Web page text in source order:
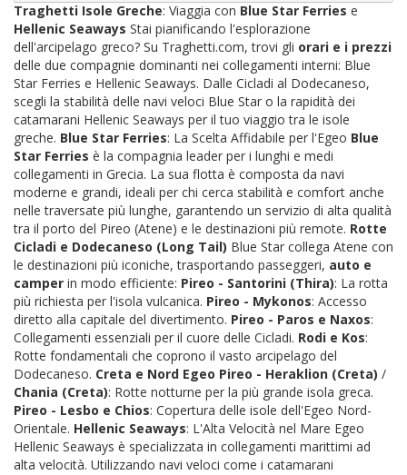
Traghetti Isole Greche: Viaggia con Blue Star Ferries e
Hellenic Seaways Stai pianificando l'esplorazione
dell'arcipelago greco? Su Traghetti.com, trovi gli orari e i prezzi
delle due compagnie dominanti nei collegamenti interni: Blue
Star Ferries e Hellenic Seaways. Dalle Cicladi al Dodecaneso,
scegli la stabilità delle navi veloci Blue Star o la rapidità dei
catamarani Hellenic Seaways per il tuo viaggio tra le isole
greche. Blue Star Ferries: La Scelta Affidabile per l'Egeo Blue
Star Ferries è la compagnia leader per i lunghi e medi
collegamenti in Grecia. La sua flotta è composta da navi
moderne e grandi, ideali per chi cerca stabilità e comfort anche
nelle traversate più lunghe, garantendo un servizio di alta qualità
tra il porto del Pireo (Atene) e le destinazioni più remote. Rotte
Cicladi e Dodecaneso (Long Tail) Blue Star collega Atene con
le destinazioni più iconiche, trasportando passeggeri, auto e
camper in modo efficiente: Pireo - Santorini (Thira): La rotta
più richiesta per l'isola vulcanica. Pireo - Mykonos: Accesso
diretto alla capitale del divertimento. Pireo - Paros e Naxos:
Collegamenti essenziali per il cuore delle Cicladi. Rodi e Kos:
Rotte fondamentali che coprono il vasto arcipelago del
Dodecaneso. Creta e Nord Egeo Pireo - Heraklion (Creta) /
Chania (Creta): Rotte notturne per la più grande isola greca.
Pireo - Lesbo e Chios: Copertura delle isole dell'Egeo Nord-
Orientale. Hellenic Seaways: L'Alta Velocità nel Mare Egeo
Hellenic Seaways è specializzata in collegamenti marittimi ad
alta velocità. Utilizzando navi veloci come i catamarani